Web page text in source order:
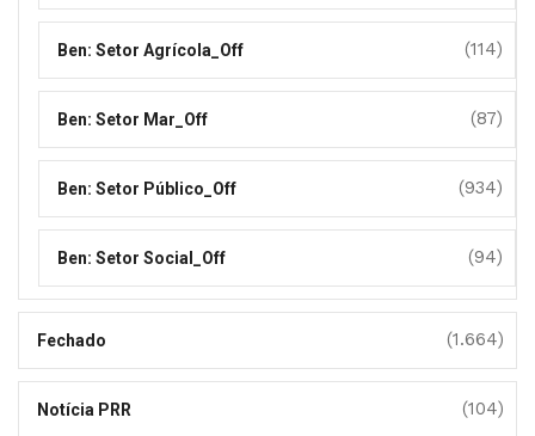
Ben: Setor Agrícola_Off (114)
Ben: Setor Mar_Off (87)
Ben: Setor Público_Off (934)
Ben: Setor Social_Off (94)
Fechado (1.664)
Notícia PRR (104)